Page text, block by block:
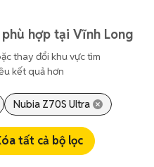
hợp tại Vĩnh Long
thay đổi khu vực tìm
kết quả hơn
Nubia Z70S Ultra
tất cả bộ lọc